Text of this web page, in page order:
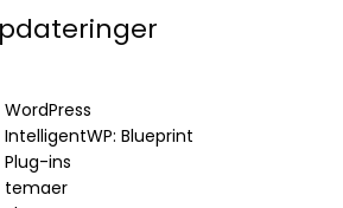
Blueprint
ins
temaer